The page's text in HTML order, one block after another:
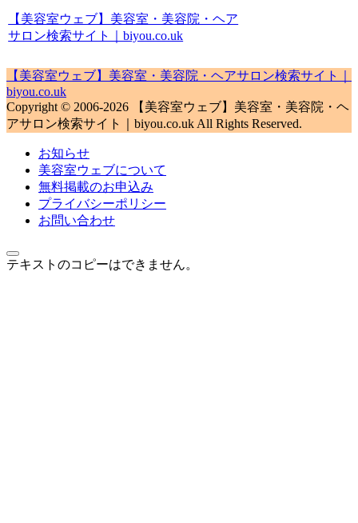
【美容室ウェブ】美容室・美容院・ヘア
サロン検索サイト｜biyou.co.uk
【美容室ウェブ】美容室・美容院・ヘアサロン検索サイト｜
biyou.co.uk
Copyright © 2006-2026 【美容室ウェブ】美容室・美容院・ヘ
アサロン検索サイト｜biyou.co.uk All Rights Reserved.
お知らせ
美容室ウェブについて
無料掲載のお申込み
プライバシーポリシー
お問い合わせ
テキストのコピーはできません。